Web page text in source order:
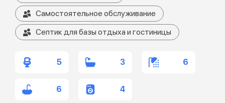
Самостоятельное обслуживание
Септик для базы отдыха и гостиницы
5 3 6
6 4